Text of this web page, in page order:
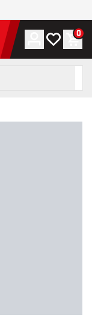
Account
La mia0